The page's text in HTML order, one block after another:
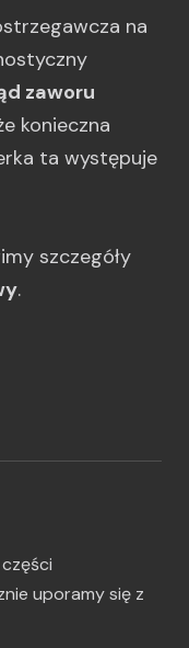
na
zaworu
konieczna
ta występuje
szczegóły
.
uporamy się z